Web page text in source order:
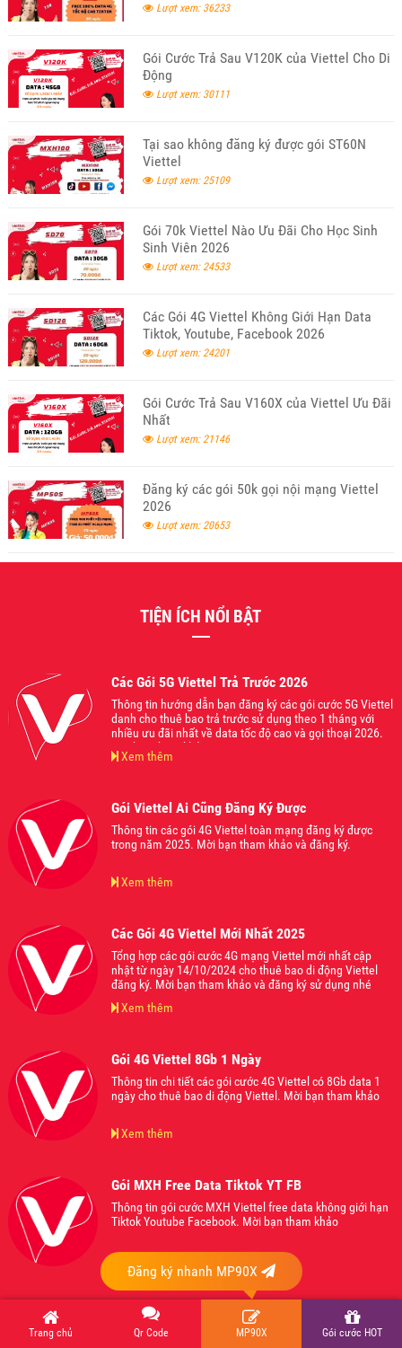
Lượt xem: 36233
Gói Cước Trả Sau V120K của Viettel Cho Di
Động
Lượt xem: 30111
Tại sao không đăng ký được gói ST60N
Viettel
Lượt xem: 25109
Gói 70k Viettel Nào Ưu Đãi Cho Học Sinh
Sinh Viên 2026
Lượt xem: 24533
Các Gói 4G Viettel Không Giới Hạn Data
Tiktok, Youtube, Facebook 2026
Lượt xem: 24201
Gói Cước Trả Sau V160X của Viettel Ưu Đãi
Nhất
Lượt xem: 21146
Đăng ký các gói 50k gọi nội mạng Viettel
2026
Lượt xem: 20653
TIỆN ÍCH NỔI BẬT
Các Gói 5G Viettel Trả Trước 2026
Thông tin hướng dẫn bạn đăng ký các gói cước 5G Viettel
danh cho thuê bao trả trước sử dụng theo 1 tháng với
nhiều ưu đãi nhất về data tốc độ cao và gọi thoại 2026.
Mời bạn tham khảo.
Xem thêm
Gói Viettel Ai Cũng Đăng Ký Được
Thông tin các gói 4G Viettel toàn mạng đăng ký được
trong năm 2025. Mời bạn tham khảo và đăng ký.
Xem thêm
Các Gói 4G Viettel Mới Nhất 2025
Tổng hợp các gói cước 4G mạng Viettel mới nhất cập
nhật từ ngày 14/10/2024 cho thuê bao di động Viettel
đăng ký. Mời bạn tham khảo và đăng ký sử dụng nhé
Xem thêm
Gói 4G Viettel 8Gb 1 Ngày
Thông tin chi tiết các gói cước 4G Viettel có 8Gb data 1
ngày cho thuê bao di động Viettel. Mời bạn tham khảo
Xem thêm
Gói MXH Free Data Tiktok YT FB
Thông tin gói cước MXH Viettel free data không giới hạn
Tiktok Youtube Facebook. Mời bạn tham khảo
Gói 4G Viettel 60Gb 1 tháng 2025
Thông tin các gói cước 4G Viettel 60Gb data tốc độ cao 1
Trang chủ Qr Code
Đăng ký nhanh MP90X
MP90X Gói cước HOT